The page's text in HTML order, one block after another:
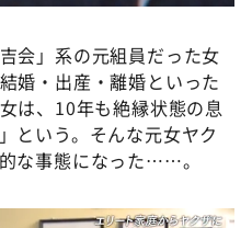
会」系の元組員だった女
婚・出産・離婚といった
は、10年も絶縁状態の息
という。そんな元女ヤク
な事態になった……。